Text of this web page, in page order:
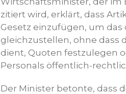
zitiert wird, erklärt, dass
Gesetz einzufügen, um
gleichzustellen, ohne dass
dient, Quoten festzulegen
Personals öffentlich-
Der Minister betonte, dass